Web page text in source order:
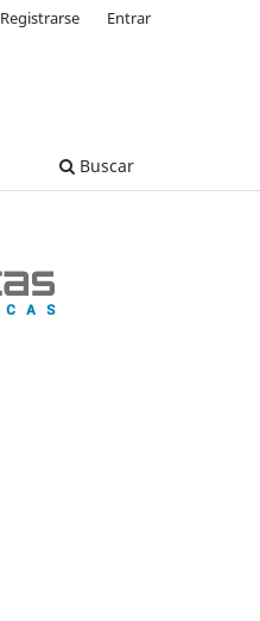
Buscar
Registrarse Entrar